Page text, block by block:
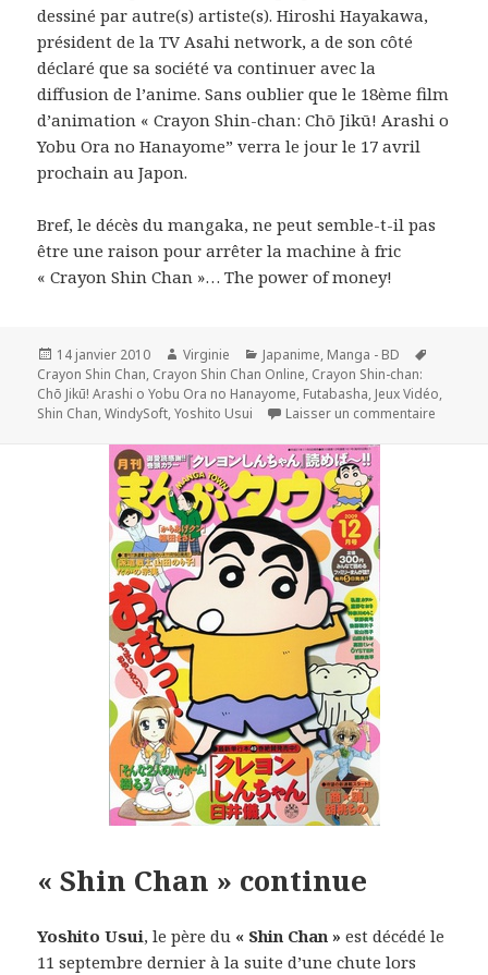
dessiné par autre(s) artiste(s). Hiroshi Hayakawa,
président de la TV Asahi network, a de son côté
déclaré que sa société va continuer avec la
diffusion de l’anime. Sans oublier que le 18ème film
d’animation « Crayon Shin-chan: Chō Jikū! Arashi o
Yobu Ora no Hanayome” verra le jour le 17 avril
prochain au Japon.
Bref, le décès du mangaka, ne peut semble-t-il pas
être une raison pour arrêter la machine à fric
« Crayon Shin Chan »… The power of money!
Publié
le
14 janvier 2010 Auteur
Virginie Catégories
Japanime, Manga - BD
Crayon Shin Chan, Crayon Shin Chan Online, Crayon Shin-chan:
Chō Jikū! Arashi o Yobu Ora no Hanayome, Futabasha, Jeux Vidéo,
Shin Chan,WindySoft,Yoshito Usui Laisser un commentaire
« Shin Chan » continue
Yoshito Usui, le père du « Shin Chan » est décédé le
11 septembre dernier à la suite d’une chute lors